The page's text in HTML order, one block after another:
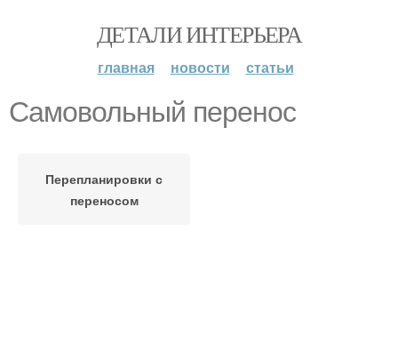
ДЕТАЛИ ИНТЕРЬЕРА
главная новости статьи
Самовольный перенос
Перепланировки с
переносом